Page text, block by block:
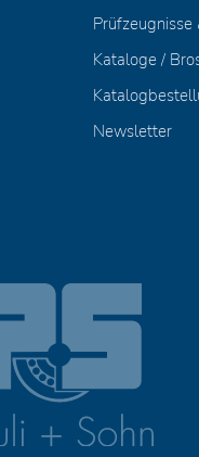
Prüfzeugnisse
Kataloge /
Newsletter